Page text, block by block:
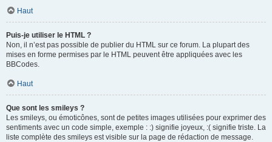
Haut
Puis-je utiliser le HTML ?
Non, il n’est pas possible de publier du HTML sur ce forum. La plupart des
mises en forme permises par le HTML peuvent être appliquées avec les
BBCodes.
Haut
Que sont les smileys ?
Les smileys, ou émoticônes, sont de petites images utilisées pour exprimer des
sentiments avec un code simple, exemple : :) signifie joyeux, :( signifie triste. La
liste complète des smileys est visible sur la page de rédaction de message.